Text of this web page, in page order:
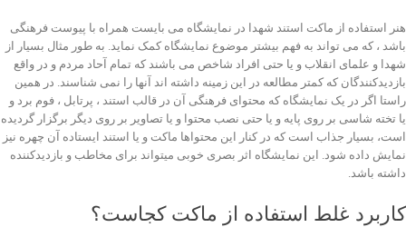
هنر استفاده از ماکت استند شهدا در نمایشگاه می بایست همراه با پیوست فرهنگی
باشد ، که می تواند به فهم بیشتر موضوع نمایشگاه کمک نماید. به طور مثال بسیار از
شهدا و علمای انقلاب و یا حتی افراد شاخص می باشند که تمام آحاد مردم و در واقع
بازدیدکنندگان که کمتر مطالعه در این زمینه داشته اند آنها را نمی شناسند. در همین
راستا اگر در یک نمایشگاه که محتوای فرهنگی آن در قالب استند ، پرتابل ، فوم برد و
یا تخته شاسی بر روی پایه و یا حتی نصب محتوا و یا تصاویر بر روی دیگر برگزار گردیده
است، بسیار جذاب است که در کنار این محتواها ماکت و یا استند ایستاده آن چهره نیز
نمایش داده شود. این نمایشگاه اثر بصری خوبی میتواند برای مخاطب و بازدیدکننده
داشته باشد.
کاربرد غلط استفاده از ماکت کجاست؟